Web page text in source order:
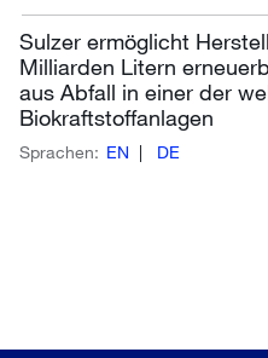
Sulzer ermöglicht
Milliarden Litern
aus Abfall in einer der
Biokraftstoffanlagen
Sprachen: EN DE